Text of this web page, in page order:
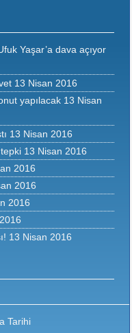
Yaşar’a dava açıyor
13 Nisan 2016
yapılacak 13 Nisan
13 Nisan 2016
13 Nisan 2016
2016
2016
2016
13 Nisan 2016
Tarihi